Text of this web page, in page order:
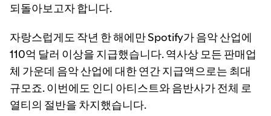
되돌아보고자 합니다.
자랑스럽게도 작년 한 해에만 Spotify가 음악 산업에
110억 달러 이상을 지급했습니다. 역사상 모든 판매업
체 가운데 음악 산업에 대한 연간 지급액으로는 최대
규모죠. 이번에도 인디 아티스트와 음반사가 전체 로
열티의 절반을 차지했습니다.